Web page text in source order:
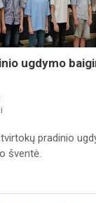
ugdymo
pradinio
šventė.